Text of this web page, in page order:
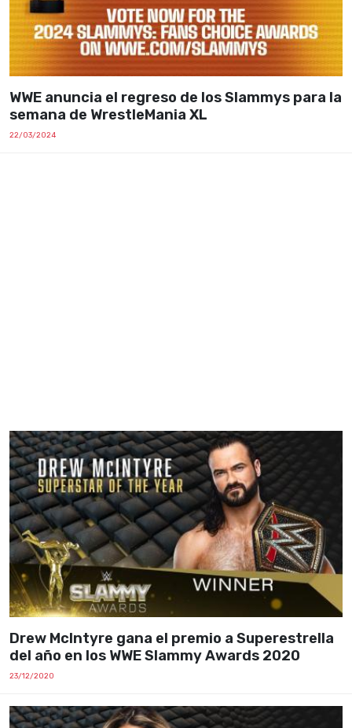
WWE anuncia el regreso de los Slammys para la
semana de WrestleMania XL
22/03/2024
Drew McIntyre gana el premio a Superestrella
del año en los WWE Slammy Awards 2020
23/12/2020